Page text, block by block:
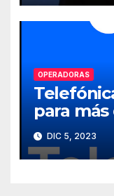
OPERADORAS
para
DIC 5, 2023